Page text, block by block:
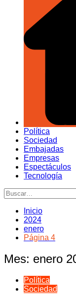
Política
Sociedad
Embajadas
Empresas
Espectáculos
Tecnología
Inicio
2024
enero
Página 4
Mes: enero
Política
Sociedad